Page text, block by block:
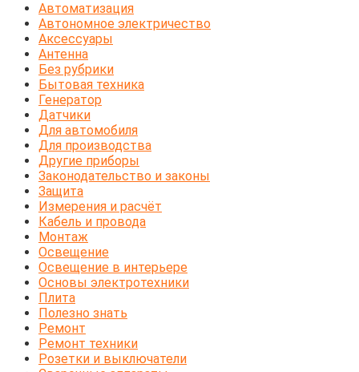
Автоматизация
Автономное электричество
Аксессуары
Антенна
Без рубрики
Бытовая техника
Генератор
Датчики
Для автомобиля
Для производства
Другие приборы
Законодательство и законы
Защита
Измерения и расчёт
Кабель и провода
Монтаж
Освещение
Освещение в интерьере
Основы электротехники
Плита
Полезно знать
Ремонт
Ремонт техники
Розетки и выключатели